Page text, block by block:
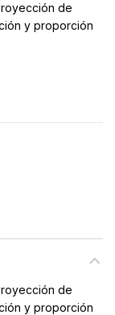
de
y proporción
de
y proporción